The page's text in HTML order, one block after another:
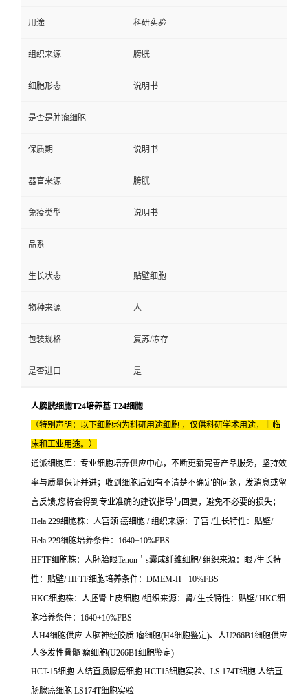
用途 科研实验
组织来源 膀胱
细胞形态 说明书
是否是肿瘤细胞
保质期 说明书
器官来源 膀胱
免疫类型 说明书
品系
生长状态 贴壁细胞
物种来源 人
包装规格 复苏/冻存
是否进口 是
人膀胱细胞T24培养基 T24细胞
（特别声明：以下细胞均为科研用途细胞 ，仅供科研学术用途，非临
床和工业用途。）
通派细胞库：专业细胞培养供应中心，不断更新完善产品服务，坚持效
率与质量保证并进；收到细胞后如有不清楚不确定的问题，发消息或留
言反馈,您将会得到专业准确的建议指导与回复，避免不必要的损失；
Hela 229细胞株：人宫颈 癌细胞 / 组织来源：子宫 /生长特性：贴壁/
Hela 229细胞培养条件：1640+10%FBS
HFTF细胞株：人胚胎眼Tenon＇s囊成纤维细胞/ 组织来源：眼 /生长特
性：贴壁/ HFTF细胞培养条件：DMEM-H +10%FBS
HKC细胞株：人胚肾上皮细胞 /组织来源：肾/ 生长特性：贴壁/ HKC细
胞培养条件：1640+10%FBS
人H4细胞供应 人脑神经胶质 瘤细胞(H4细胞鉴定)、人U266B1细胞供应
人多发性骨髓 瘤细胞(U266B1细胞鉴定)
HCT-15细胞 人结直肠腺癌细胞 HCT15细胞实验、LS 174T细胞 人结直
肠腺癌细胞 LS174T细胞实验